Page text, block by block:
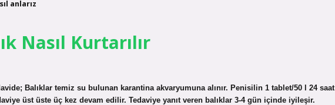
anlarız
Nasıl Kurtarılır
Balıklar temiz su bulunan karantina akvaryumuna alınır. Penisilin 1 tablet/50 l 24 saat
üst üste üç kez devam edilir. Tedaviye yanıt veren balıklar 3-4 gün içinde iyileşir.